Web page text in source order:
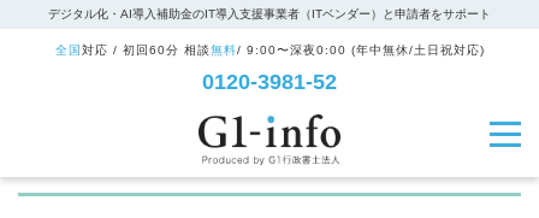
デジタル化・AI導入補助金のIT導入支援事業者（ITベンダー）と申請者をサポート
全国 対応 / 初回60分 相談無料/ 9:00〜深夜0:00 (年中無休/土日祝対応)
0120-3981-52